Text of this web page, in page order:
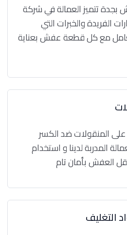
تتميز العمالة في شركة
الفريدة والخبرات التي
مع كل قطعة عفش بعناية
المنقولات ضد الكسر
المدربة لدينا و استخدام
العفش بأمان تام
التغليف